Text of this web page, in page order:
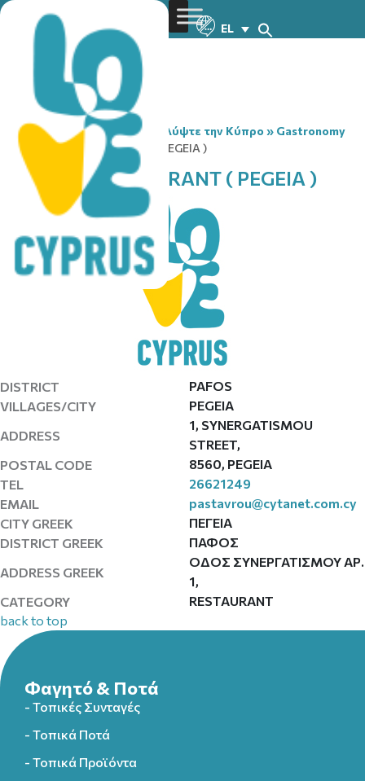
EL
You are here:Home» Ανακαλύψτε την Κύπρο » Gastronomy
» THE MILL RESTAURANT ( PEGEIA )
THE MILL RESTAURANT ( PEGEIA )
DISTRICT
PAFOS
VILLAGES/CITY
PEGEIA
ADDRESS
1, SYNERGATISMOU
STREET,
POSTAL CODE
8560, PEGEIA
TEL
26621249
EMAIL
pastavrou@cytanet.com.cy
CITY GREEK
ΠΕΓΕΙΑ
DISTRICT GREEK
ΠΑΦΟΣ
ADDRESS GREEK
ΟΔΟΣ ΣΥΝΕΡΓΑΤΙΣΜΟΥ ΑΡ.
1,
CATEGORY
RESTAURANT
back to top
Φαγητό & Ποτά
- Τοπικές Συνταγές
- Τοπικά Ποτά
- Τοπικά Προϊόντα